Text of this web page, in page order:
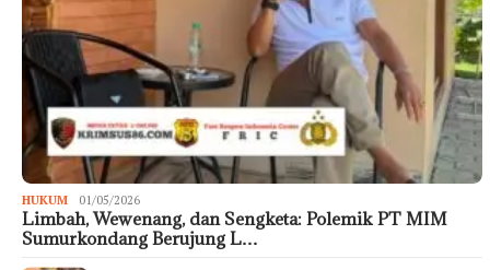
HUKUM 01/05/2026
Limbah, Wewenang, dan Sengketa: Polemik PT MIM
Sumurkondang Berujung L…